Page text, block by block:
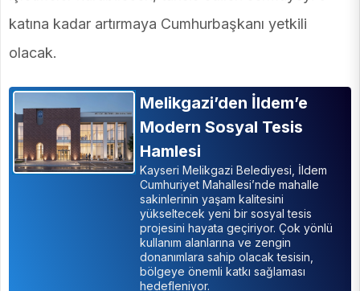
katına kadar artırmaya Cumhurbaşkanı yetkili
olacak.
Melikgazi’den İldem’e
Modern Sosyal Tesis
Hamlesi
Kayseri Melikgazi Belediyesi, İldem
Cumhuriyet Mahallesi’nde mahalle
sakinlerinin yaşam kalitesini
yükseltecek yeni bir sosyal tesis
projesini hayata geçiriyor. Çok yönlü
kullanım alanlarına ve zengin
donanımlara sahip olacak tesisin,
bölgeye önemli katkı sağlaması
hedefleniyor.